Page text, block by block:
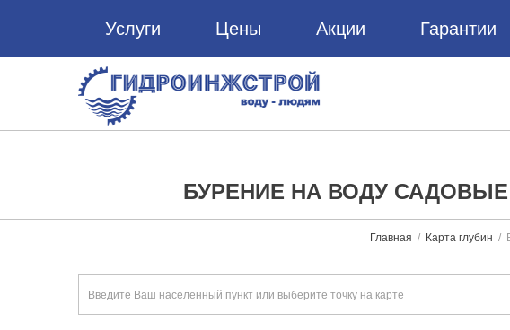
Услуги Цены Акции Гарантии
БУРЕНИЕ НА ВОДУ
Главная Карта глубин